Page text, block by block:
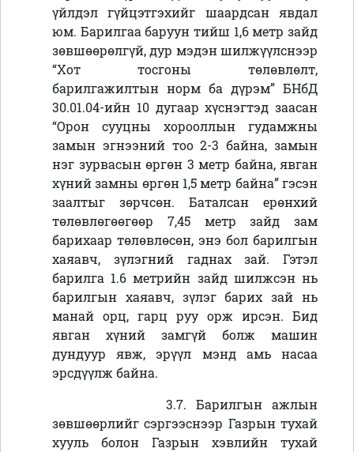
үйлдэл гүйцэтгэхийг шаардсан явдал
юм. Барилгаа баруун тийш 1,6 метр зайд
зөвшөөрөлгүй, дур мэдэн шилжүүлснээр
“Хот тосгоны төлөвлөлт,
барилгажилтын норм ба дүрэм” БНбД
30.01.04-ийн 10 дугаар хүснэгтэд заасан
“Орон сууцны хорооллын гудамжны
замын эгнээний тоо 2-3 байна, замын
нэг зурвасын өргөн 3 метр байна, явган
хүний замны өргөн 1,5 метр байна” гэсэн
заалтыг зөрчсөн. Баталсан ерөнхий
төлөвлөгөөгөөр 7,45 метр зайд зам
барихаар төлөвлөсөн, энэ бол барилгын
хаяавч, зүлэгний гаднах зай. Гэтэл
барилга 1.6 метрийн зайд шилжсэн нь
барилгын хаяавч, зүлэг барих зай нь
манай орц, гарц руу орж ирсэн. Бид
явган хүний замгүй болж машин
дундуур явж, эрүүл мэнд амь насаа
эрсдүүлж байна.
3.7. Барилгын ажлын
зөвшөөрлийг сэргээснээр Газрын тухай
хууль болон Газрын хэвлийн тухай